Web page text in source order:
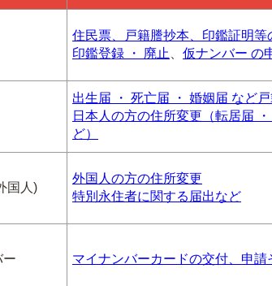
住民票、戸籍謄抄本、印鑑証明等
印鑑登録 ・ 廃止
仮ナンバー の
出生届 ・ 死亡届 ・ 婚姻届 など
日本人の方の住所変更（転居届
ど）
国人)
外国人の方の住所変更
特別永住者に関する届出など
ー マイナンバーカードの交付、申請